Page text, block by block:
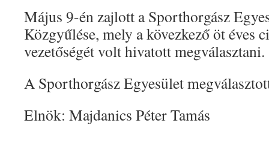
Május 9-én zajlott a Sporthorgász
Közgyűlése, mely a kövezkező öt éves
vezetőségét volt hivatott megválasztani.
A Sporthorgász Egyesület
Elnök: Majdanics Péter Tamás